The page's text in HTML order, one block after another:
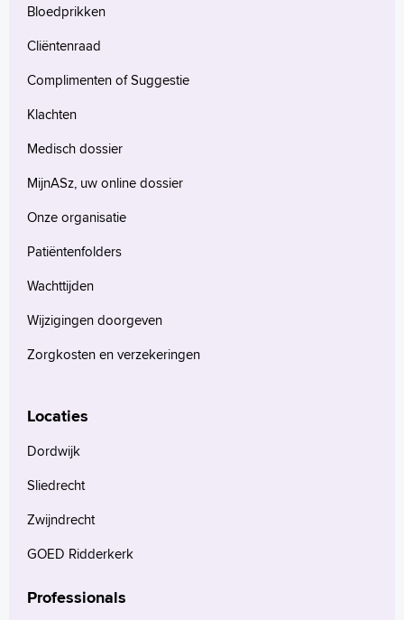
Bloedprikken
Cliëntenraad
Complimenten of Suggestie
Klachten
Medisch dossier
MijnASz, uw online dossier
Onze organisatie
Patiëntenfolders
Wachttijden
Wijzigingen doorgeven
Zorgkosten en verzekeringen
Locaties
Dordwijk
Sliedrecht
Zwijndrecht
GOED Ridderkerk
Professionals